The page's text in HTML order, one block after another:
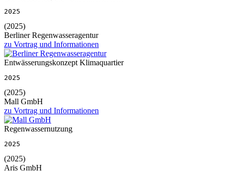
2025
(2025)
Berliner Regenwasseragentur
zu Vortrag und Informationen
Entwässerungskonzept Klimaquartier
2025
(2025)
Mall GmbH
zu Vortrag und Informationen
Regenwassernutzung
2025
(2025)
Aris GmbH